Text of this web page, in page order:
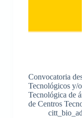
Convocatoria
Tecnológicos y/
Tecnológica de
de Centros